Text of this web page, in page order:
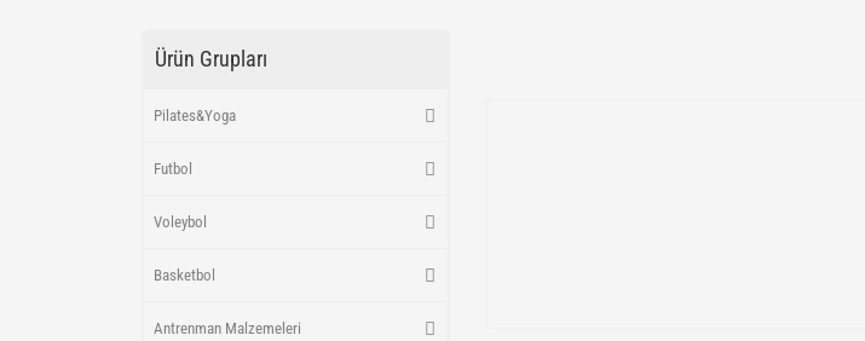
Ürün Grupları
Pilates&Yoga
Futbol
Voleybol
Basketbol
Antrenman Malzemeleri